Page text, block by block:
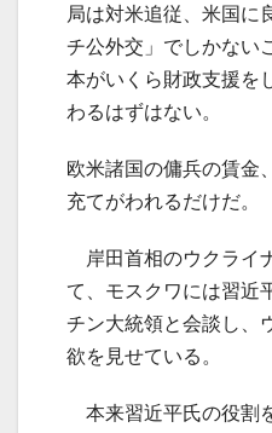
局は対米追従、米国に
チ公外交」でしかない
本がいくら財政支援を
わるはずはない。
欧米諸国の傭兵の賃金
充てがわれるだけだ。
岸田首相のウクライ
て、モスクワには習近
チン大統領と会談し、
欲を見せている。
本来習近平氏の役割